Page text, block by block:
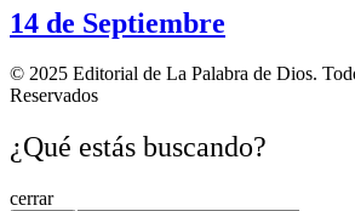
14 de Septiembre
© 2025 Editorial de La Palabra de Dios.
Reservados
¿Qué estás buscando?
cerrar